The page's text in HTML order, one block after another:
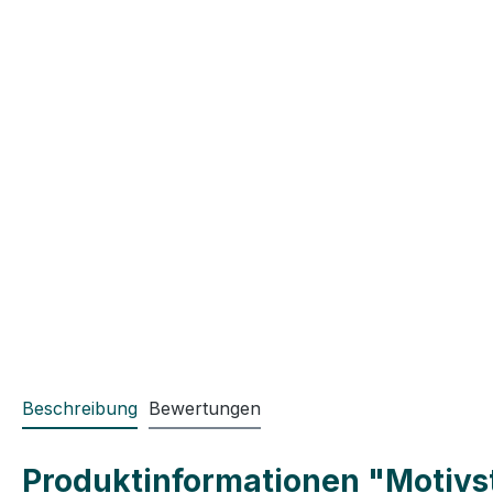
Beschreibung Bewertungen
Produktinformationen